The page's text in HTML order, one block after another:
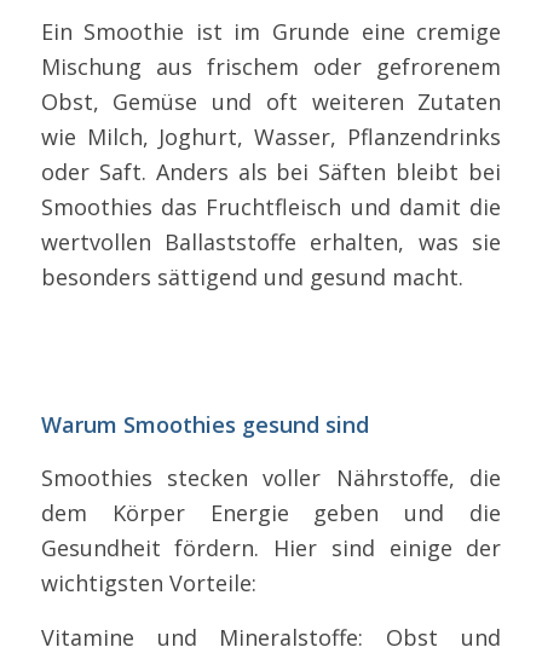
Ein Smoothie ist im Grunde eine cremige
Mischung aus frischem oder gefrorenem
Obst, Gemüse und oft weiteren Zutaten
wie Milch, Joghurt, Wasser, Pflanzendrinks
oder Saft. Anders als bei Säften bleibt bei
Smoothies das Fruchtfleisch und damit die
wertvollen Ballaststoffe erhalten, was sie
besonders sättigend und gesund macht.
Warum Smoothies gesund sind
Smoothies stecken voller Nährstoffe, die
dem Körper Energie geben und die
Gesundheit fördern. Hier sind einige der
wichtigsten Vorteile:
Vitamine und Mineralstoffe: Obst und